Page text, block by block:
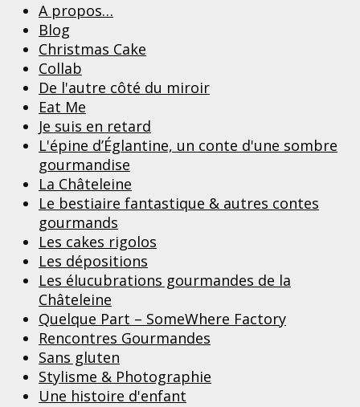
A propos…
Blog
Christmas Cake
Collab
De l'autre côté du miroir
Eat Me
Je suis en retard
L'épine d’Églantine, un conte d'une sombre
gourmandise
La Châteleine
Le bestiaire fantastique & autres contes
gourmands
Les cakes rigolos
Les dépositions
Les élucubrations gourmandes de la
Châteleine
Quelque Part – SomeWhere Factory
Rencontres Gourmandes
Sans gluten
Stylisme & Photographie
Une histoire d'enfant